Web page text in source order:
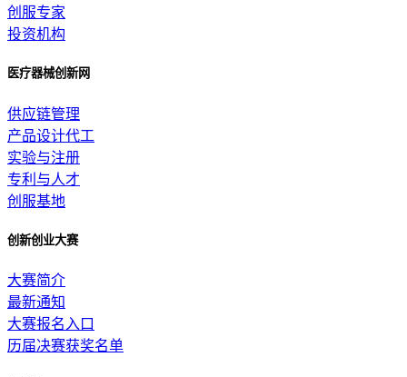
创服专家
投资机构
医疗器械创新网
供应链管理
产品设计代工
实验与注册
专利与人才
创服基地
创新创业大赛
大赛简介
最新通知
大赛报名入口
历届决赛获奖名单